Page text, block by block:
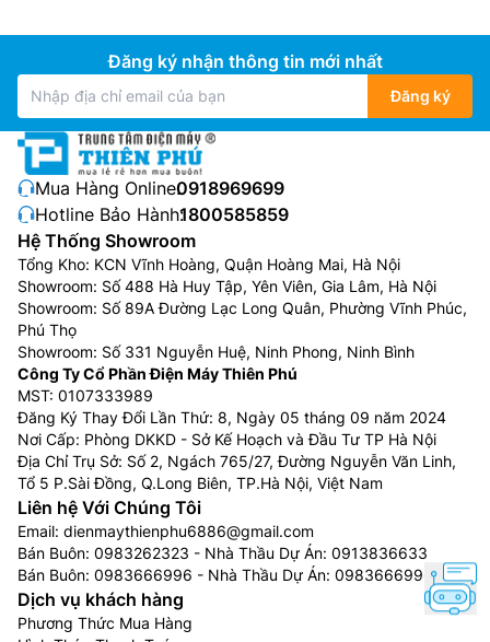
Đăng ký nhận thông tin mới nhất
Đăng ký
Mua Hàng Online:0918969699
Hotline Bảo Hành:1800585859
Hệ Thống Showroom
Tổng Kho: KCN Vĩnh Hoàng, Quận Hoàng Mai, Hà Nội
Showroom: Số 488 Hà Huy Tập, Yên Viên, Gia Lâm, Hà Nội
Showroom: Số 89A Đường Lạc Long Quân, Phường Vĩnh Phúc,
Phú Thọ
Showroom: Số 331 Nguyễn Huệ, Ninh Phong, Ninh Bình
Công Ty Cổ Phần Điện Máy Thiên Phú
MST: 0107333989
Đăng Ký Thay Đổi Lần Thứ: 8, Ngày 05 tháng 09 năm 2024
Nơi Cấp: Phòng DKKD - Sở Kế Hoạch và Đầu Tư TP Hà Nội
Địa Chỉ Trụ Sở: Số 2, Ngách 765/27, Đường Nguyễn Văn Linh,
Tổ 5 P.Sài Đồng, Q.Long Biên, TP.Hà Nội, Việt Nam
Liên hệ Với Chúng Tôi
Email: dienmaythienphu6886@gmail.com
Bán Buôn: 0983262323 - Nhà Thầu Dự Án: 0913836633
Bán Buôn: 0983666996 - Nhà Thầu Dự Án: 0983666996
Dịch vụ khách hàng
Phương Thức Mua Hàng